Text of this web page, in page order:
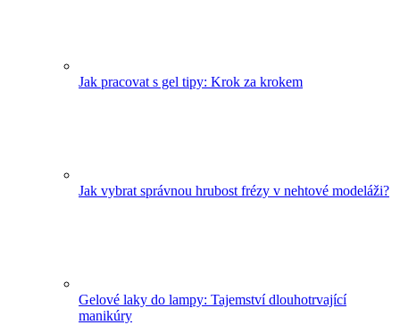
Jak pracovat s gel tipy: Krok za krokem
Jak vybrat správnou hrubost frézy v nehtové modeláži?
Gelové laky do lampy: Tajemství dlouhotrvající
manikúry